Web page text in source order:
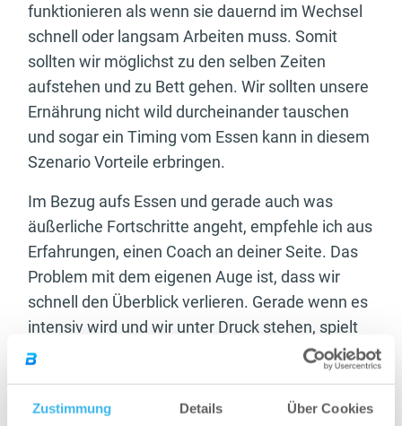
Zustimmung Details Über Cookies
funktionieren als wenn sie dauernd im Wechsel
schnell oder langsam Arbeiten muss. Somit
sollten wir möglichst zu den selben Zeiten
aufstehen und zu Bett gehen. Wir sollten unsere
Ernährung nicht wild durcheinander tauschen
und sogar ein Timing vom Essen kann in diesem
Szenario Vorteile erbringen.
Im Bezug aufs Essen und gerade auch was
äußerliche Fortschritte angeht, empfehle ich aus
Erfahrungen, einen Coach an deiner Seite. Das
Problem mit dem eigenen Auge ist, dass wir
schnell den Überblick verlieren. Gerade wenn es
intensiv wird und wir unter Druck stehen, spielt
uns ein Spiegelbild oder ähnliches gerne einen
wild zu verändern und zerstören unsere harte